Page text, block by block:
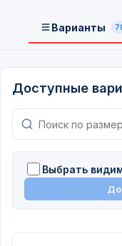
Варианты
Доступные
Выбрать